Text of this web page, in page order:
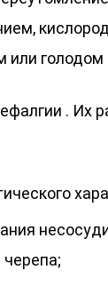
или голодом
. Их
черепа;